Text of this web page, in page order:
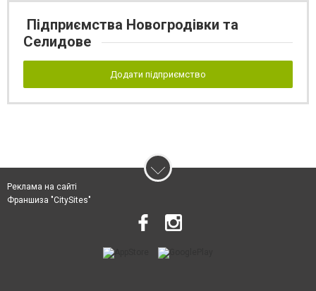
Підприємства Новогродівки та
Селидове
Додати підприємство
Реклама на сайті
Франшиза "CitySites"